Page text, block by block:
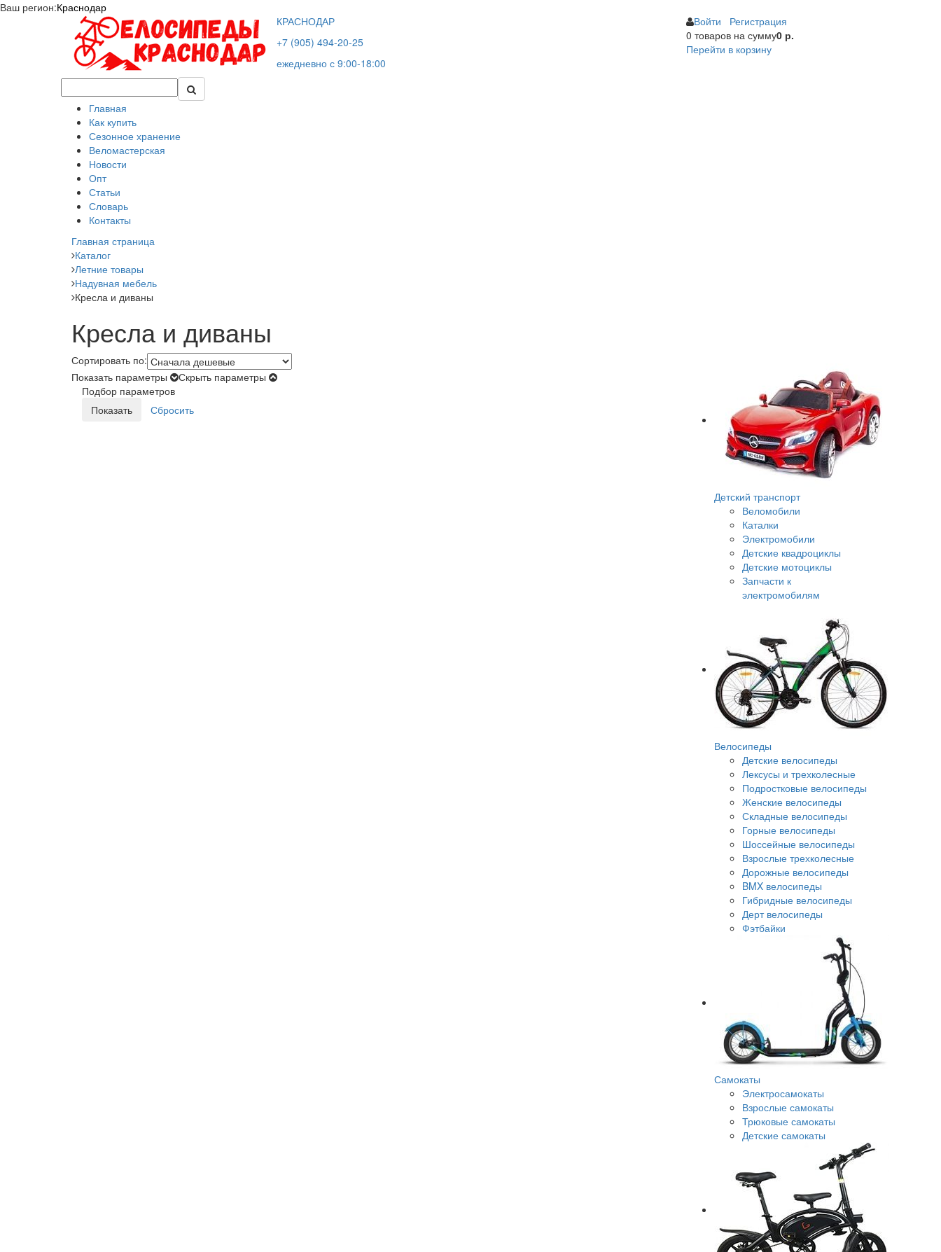
Ваш регион:Краснодар
КРАСНОДАР
+7 (905) 494-20-25
ежедневно с 9:00-18:00
Войти
Регистрация
0 товаровна сумму0 р.
Перейти в корзину
Главная
Как купить
Сезонное хранение
Веломастерская
Новости
Опт
Статьи
Словарь
Контакты
Главная страница
Каталог
Летние товары
Надувная мебель
Кресла и диваны
Кресла и диваны
Детский транспорт
Веломобили
Каталки
Электромобили
Детские квадроциклы
Детские мотоциклы
Запчасти к
электромобилям
Велосипеды
Детские велосипеды
Лексусы и трехколесные
Подростковые велосипеды
Женские велосипеды
Складные велосипеды
Горные велосипеды
Шоссейные велосипеды
Взрослые трехколесные
Дорожные велосипеды
BMX велосипеды
Гибридные велосипеды
Дерт велосипеды
Фэтбайки
Самокаты
Электросамокаты
Взрослые самокаты
Трюковые самокаты
Детские самокаты
Сортировать по:
Показать параметры
Скрыть параметры
Подбор параметров